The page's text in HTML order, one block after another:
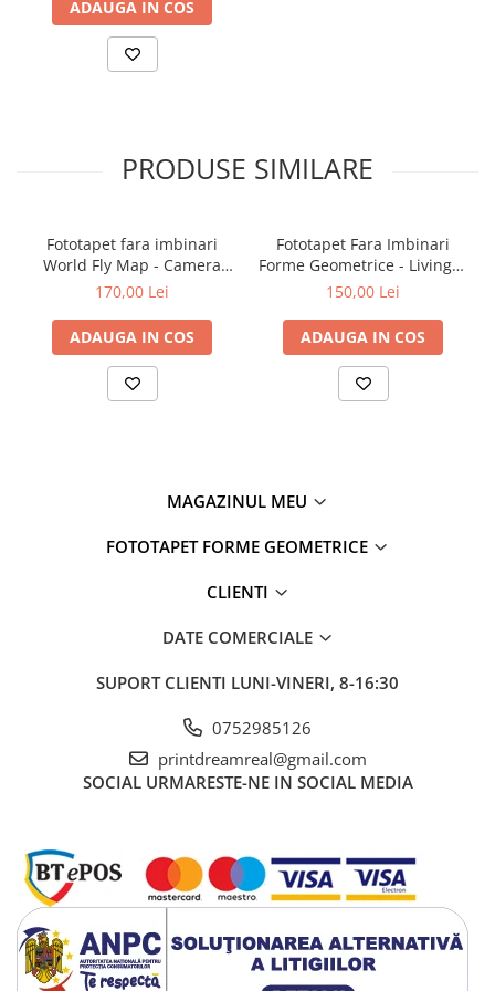
ADAUGA IN COS
PRODUSE SIMILARE
Fototapet fara imbinari
World Fly Map - Camera
Copilului
170,00 Lei
ADAUGA IN COS
Fototapet Fara Imbinari
Forme Geometrice - Living &
Dormitor
150,00 Lei
ADAUGA IN COS
MAGAZINUL MEU
FOTOTAPET FORME GEOMETRICE
CLIENTI
DATE COMERCIALE
SUPORT CLIENTI LUNI-VINERI, 8-16:30
0752985126
printdreamreal@gmail.com
SOCIAL URMARESTE-NE IN SOCIAL MEDIA